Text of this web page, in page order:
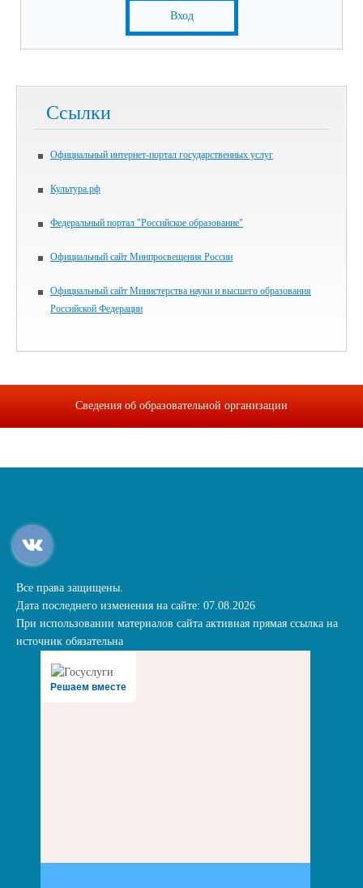
Вход
Ссылки
Официальный интернет-портал государственных услуг
Культура.рф
Федеральный портал "Российское образование"
Официальный сайт Минпросвещения России
Официальный сайт Министерства науки и высшего образования
Российской Федерации
Сведения об образовательной организации
Все права защищены.
Дата последнего изменения на сайте: 07.08.2026
При использовании материалов сайта активная прямая ссылка на
источник обязательна
Решаем вместе